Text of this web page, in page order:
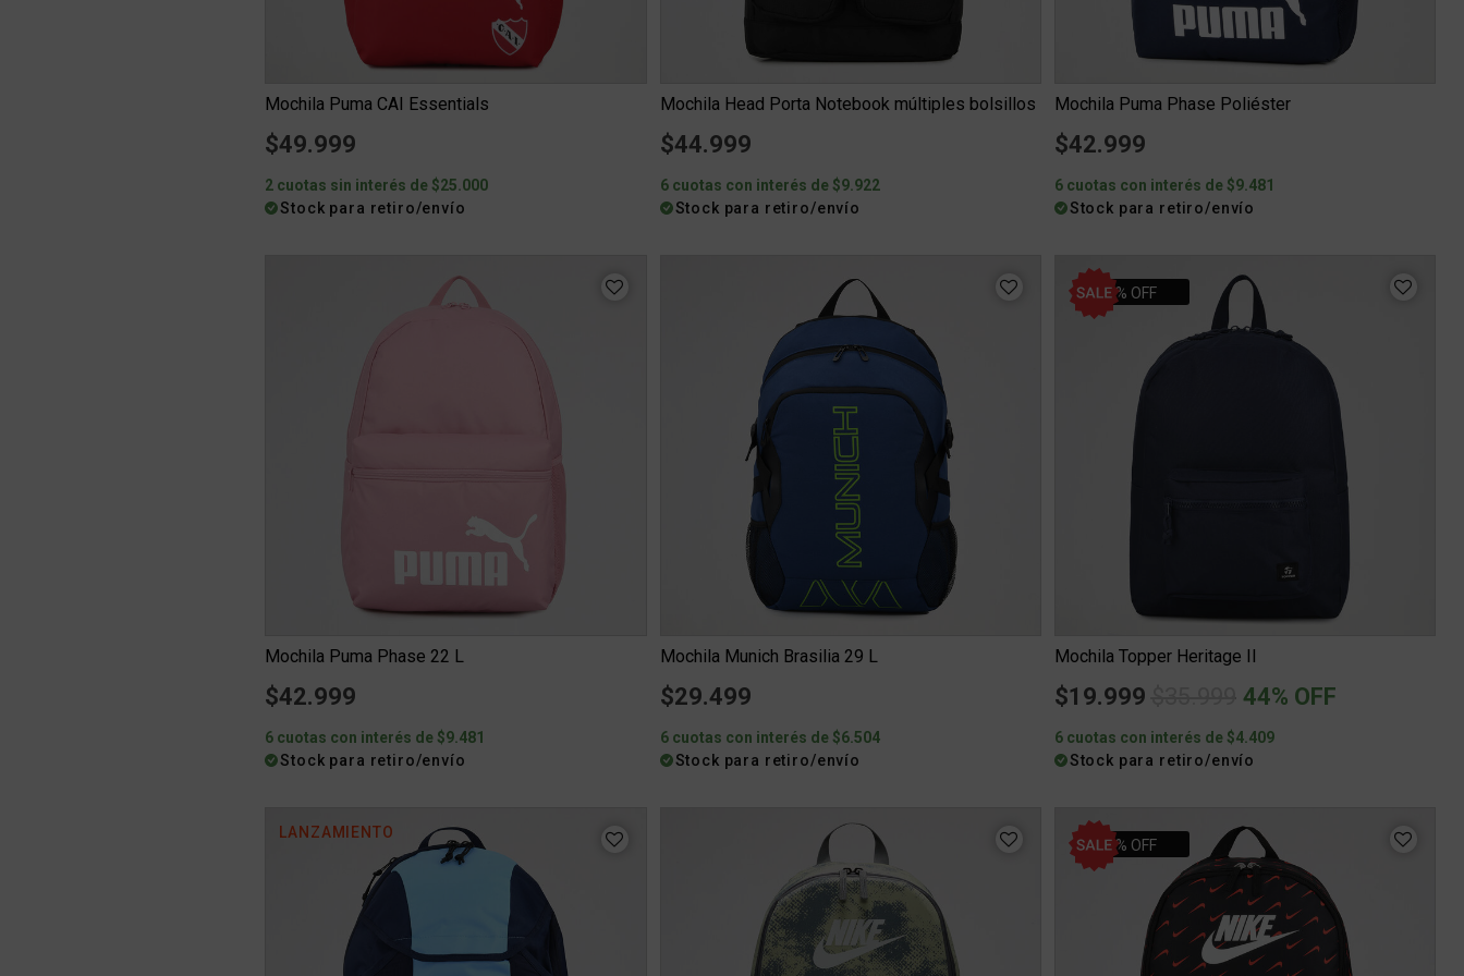
Mochila Puma CAI Essentials
$49.999
2 cuotas sin interés de $25.000
Stock para retiro/envío
Mochila Head Porta Notebook múltiples bolsillos
$44.999
6 cuotas con interés de $9.922
Stock para retiro/envío
Mochila Puma Phase Poliéster
$42.999
6 cuotas con interés de $9.481
Stock para retiro/envío
Mochila Puma Phase 22 L
$42.999
6 cuotas con interés de $9.481
Stock para retiro/envío
Mochila Munich Brasilia 29 L
$29.499
6 cuotas con interés de $6.504
Stock para retiro/envío
44% OFF
Mochila Topper Heritage II
$19.999 Price reduced from
to
44% OFF
6 cuotas con interés de $4.409
Stock para retiro/envío
LANZAMIENTO
10% OFF